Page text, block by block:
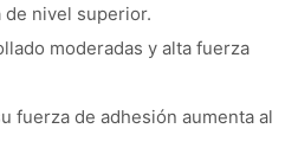
de nivel superior.
moderadas y alta fuerza
fuerza de adhesión aumenta al